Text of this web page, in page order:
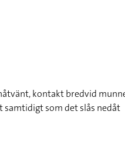
kontakt bredvid
samtidigt som det slås nedåt